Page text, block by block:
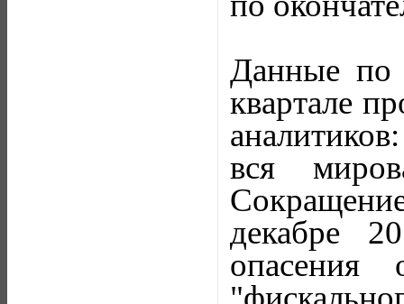
Данные по
квартале
вся
декабре
опасения